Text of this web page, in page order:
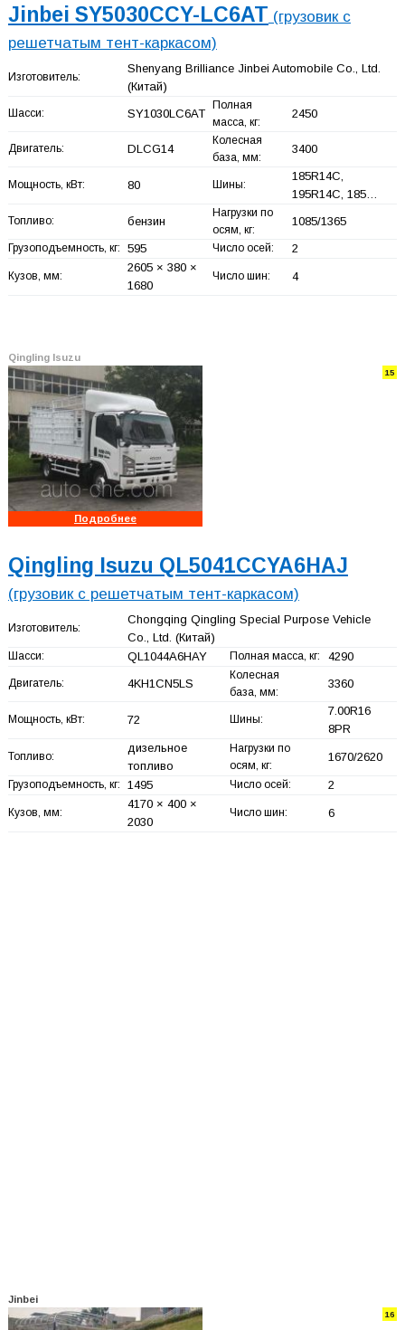
Jinbei SY5030CCY-LC6AT (грузовик с
решетчатым тент-каркасом)
Изготовитель:
Shenyang Brilliance Jinbei Automobile Co., Ltd.
(Китай)
Шасси: SY1030LC6AT
Полная
масса, кг:
2450
Двигатель: DLCG14
Колесная
база, мм:
3400
Мощность, кВт: 80 Шины:
185R14C,
195R14C, 185…
Топливо: бензин
Нагрузки по
осям, кг:
1085/1365
Грузоподъемность, кг: 595 Число осей: 2
Кузов, мм:
2605 × 380 ×
1680
Число шин: 4
Qingling Isuzu
15
Подробнее
Qingling Isuzu QL5041CCYA6HAJ
(грузовик с решетчатым тент-каркасом)
Изготовитель:
Chongqing Qingling Special Purpose Vehicle
Co., Ltd. (Китай)
Шасси: QL1044A6HAY Полная масса, кг: 4290
Двигатель: 4KH1CN5LS
Колесная
база, мм:
3360
Мощность, кВт: 72 Шины:
7.00R16
8PR
Топливо:
дизельное
топливо
Нагрузки по
осям, кг:
1670/2620
Грузоподъемность, кг: 1495 Число осей: 2
Кузов, мм:
4170 × 400 ×
2030
Число шин: 6
Jinbei
16